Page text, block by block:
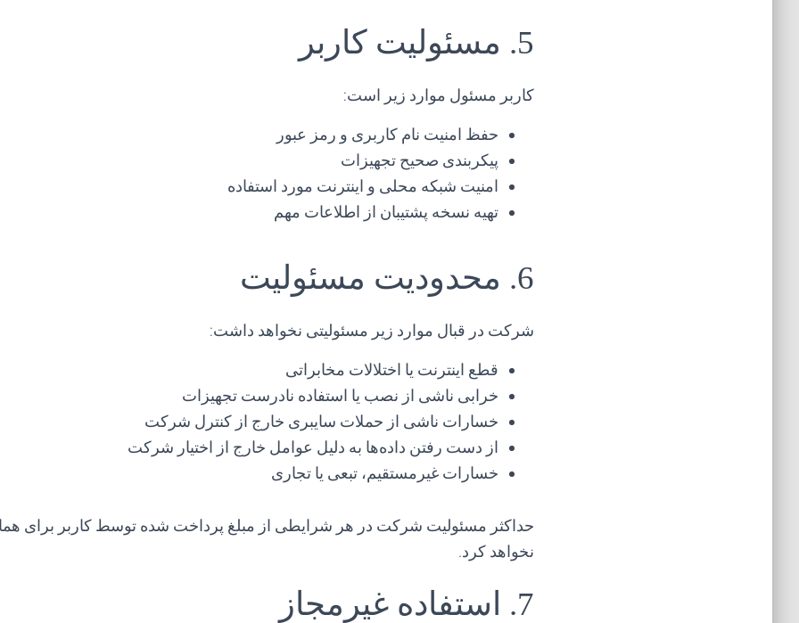
5. مسئولیت کاربر
کاربر مسئول موارد زیر است:
حفظ امنیت نام کاربری و رمز عبور
پیکربندی صحیح تجهیزات
امنیت شبکه محلی و اینترنت مورد استفاده
تهیه نسخه پشتیبان از اطلاعات مهم
6. محدودیت مسئولیت
شرکت در قبال موارد زیر مسئولیتی نخواهد داشت:
قطع اینترنت یا اختلالات مخابراتی
خرابی ناشی از نصب یا استفاده نادرست تجهیزات
خسارات ناشی از حملات سایبری خارج از کنترل شرکت
از دست رفتن داده‌ها به دلیل عوامل خارج از اختیار شرکت
خسارات غیرمستقیم، تبعی یا تجاری
حداکثر مسئولیت شرکت در هر شرایطی از مبلغ پرداخت شده توسط کاربر برای
نخواهد کرد.
7. استفاده غیرمجاز